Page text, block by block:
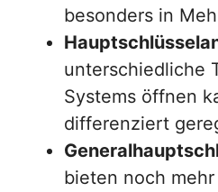
besonders in
unterschiedliche
Systems öffnen
differenziert
bieten noch